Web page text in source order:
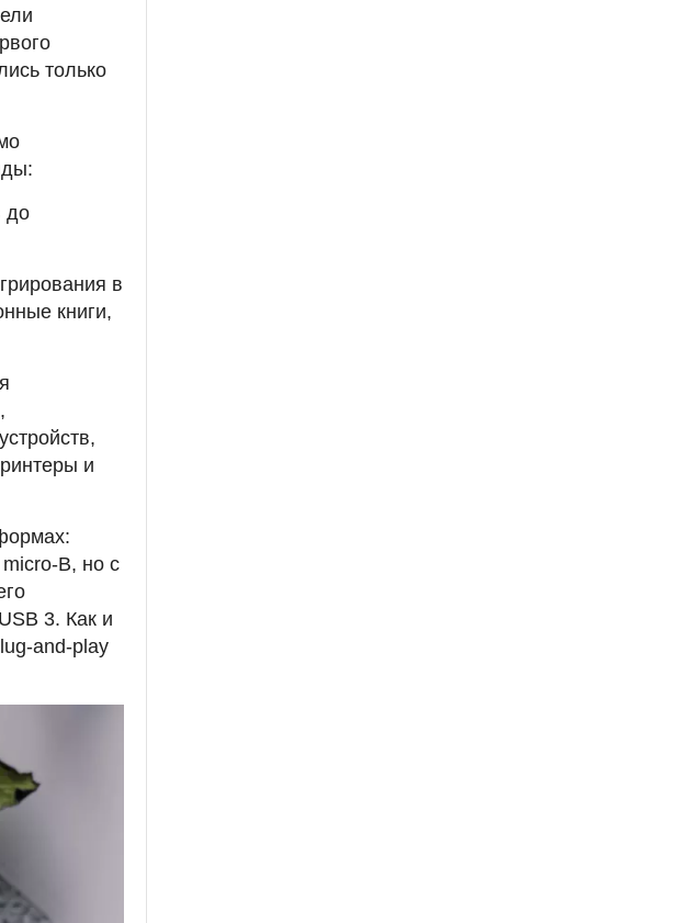
только
до
в
книги,
и
B, но с
3. Как и
and-play